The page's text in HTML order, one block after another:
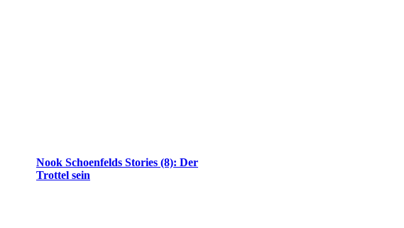
Nook Schoenfelds Stories (8): Der
Trottel sein